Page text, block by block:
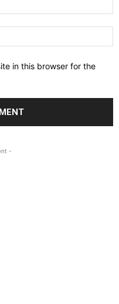
in this browser for the
-